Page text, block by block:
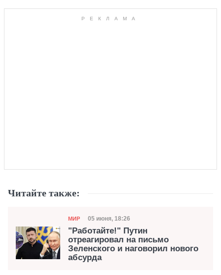
Читайте также:
Категория
МИР Дата публикации
05 июня, 18:26
"Работайте!" Путин
отреагировал на письмо
Зеленского и наговорил нового
абсурда